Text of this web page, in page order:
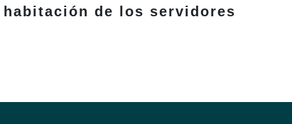
de los servidores